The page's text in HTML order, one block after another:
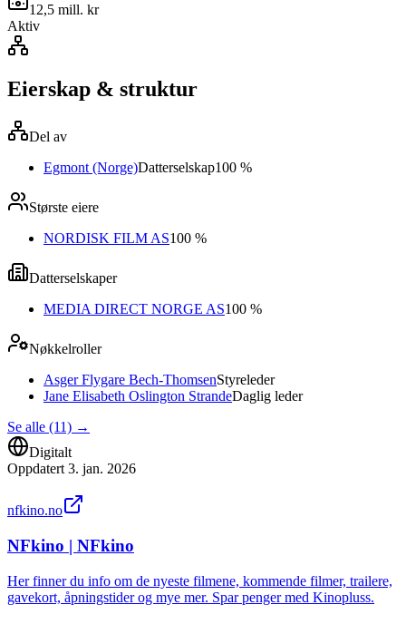
12,5 mill. kr
Aktiv
Eierskap & struktur
Del av
Egmont (Norge)Datterselskap100 %
Største eiere
NORDISK FILM AS100 %
Datterselskaper
MEDIA DIRECT NORGE AS100 %
Nøkkelroller
Asger Flygare Bech-ThomsenStyreleder
Jane Elisabeth Oslington StrandeDaglig leder
Se alle (11) →
Digitalt
Oppdatert 3. jan. 2026
nfkino.no
NFkino | NFkino
Her finner du info om de nyeste filmene, kommende filmer, trailere,
gavekort, åpningstider og mye mer. Spar penger med Kinopluss.